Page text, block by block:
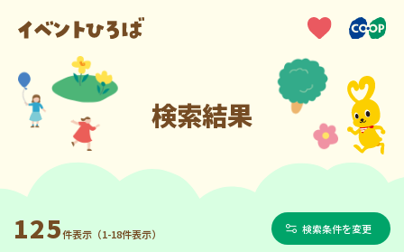
検索結果
125件表示（1-18件表示） 検索条件を変更